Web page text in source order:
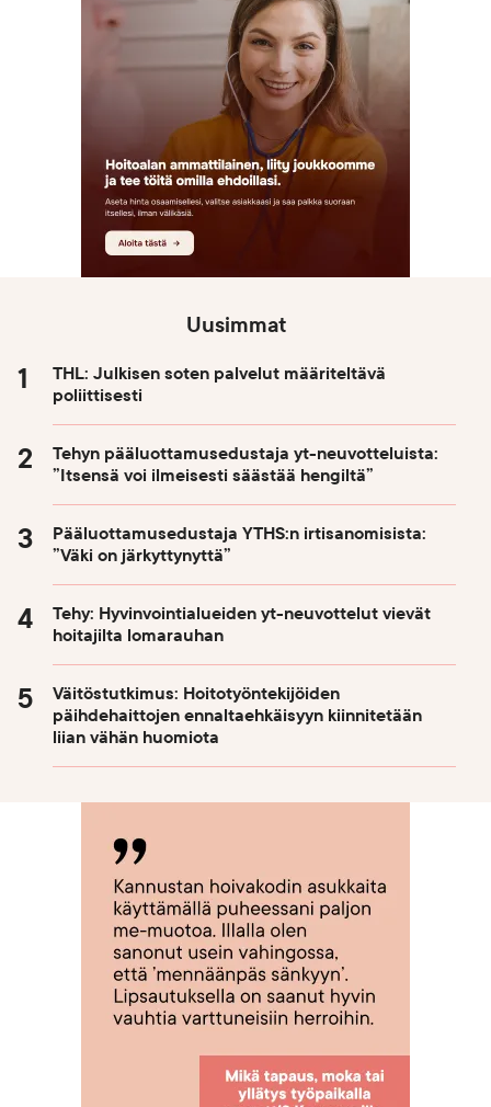
Uusimmat
THL: Julkisen soten palvelut määriteltävä
poliittisesti
Tehyn pääluottamusedustaja yt-neuvotteluista:
”Itsensä voi ilmeisesti säästää hengiltä”
Pääluottamusedustaja YTHS:n irtisanomisista:
”Väki on järkyttynyttä”
Tehy: Hyvinvointialueiden yt-neuvottelut vievät
hoitajilta lomarauhan
Väitöstutkimus: Hoitotyöntekijöiden
päihdehaittojen ennaltaehkäisyyn kiinnitetään
liian vähän huomiota